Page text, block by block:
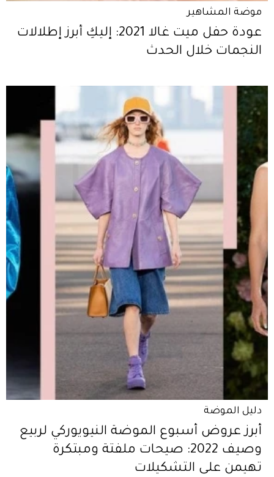
موضة المشاهير
عودة حفل ميت غالا 2021: إليكِ أبرز إطلالات
النجمات خلال الحدث
دليل الموضة
أبرز عروض أسبوع الموضة النيويوركي لربيع
وصيف 2022: صيحات ملفتة ومبتكرة
تهيمن على التشكيلات